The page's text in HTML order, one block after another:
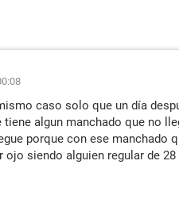
caso solo que un día
algun manchado que no
porque con ese manchado
ojo siendo alguien regular de 28